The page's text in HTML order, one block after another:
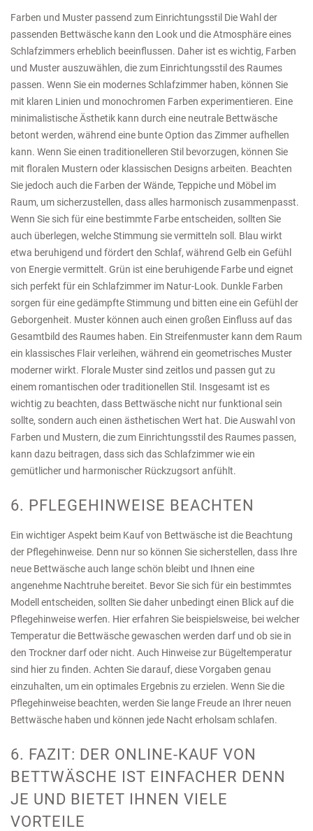
Farben und Muster passend zum Einrichtungsstil Die Wahl der
passenden Bettwäsche kann den Look und die Atmosphäre eines
Schlafzimmers erheblich beeinflussen. Daher ist es wichtig, Farben
und Muster auszuwählen, die zum Einrichtungsstil des Raumes
passen. Wenn Sie ein modernes Schlafzimmer haben, können Sie
mit klaren Linien und monochromen Farben experimentieren. Eine
minimalistische Ästhetik kann durch eine neutrale Bettwäsche
betont werden, während eine bunte Option das Zimmer aufhellen
kann. Wenn Sie einen traditionelleren Stil bevorzugen, können Sie
mit floralen Mustern oder klassischen Designs arbeiten. Beachten
Sie jedoch auch die Farben der Wände, Teppiche und Möbel im
Raum, um sicherzustellen, dass alles harmonisch zusammenpasst.
Wenn Sie sich für eine bestimmte Farbe entscheiden, sollten Sie
auch überlegen, welche Stimmung sie vermitteln soll. Blau wirkt
etwa beruhigend und fördert den Schlaf, während Gelb ein Gefühl
von Energie vermittelt. Grün ist eine beruhigende Farbe und eignet
sich perfekt für ein Schlafzimmer im Natur-Look. Dunkle Farben
sorgen für eine gedämpfte Stimmung und bitten eine ein Gefühl der
Geborgenheit. Muster können auch einen großen Einfluss auf das
Gesamtbild des Raumes haben. Ein Streifenmuster kann dem Raum
ein klassisches Flair verleihen, während ein geometrisches Muster
moderner wirkt. Florale Muster sind zeitlos und passen gut zu
einem romantischen oder traditionellen Stil. Insgesamt ist es
wichtig zu beachten, dass Bettwäsche nicht nur funktional sein
sollte, sondern auch einen ästhetischen Wert hat. Die Auswahl von
Farben und Mustern, die zum Einrichtungsstil des Raumes passen,
kann dazu beitragen, dass sich das Schlafzimmer wie ein
gemütlicher und harmonischer Rückzugsort anfühlt.
6. PFLEGEHINWEISE BEACHTEN
Ein wichtiger Aspekt beim Kauf von Bettwäsche ist die Beachtung
der Pflegehinweise. Denn nur so können Sie sicherstellen, dass Ihre
neue Bettwäsche auch lange schön bleibt und Ihnen eine
angenehme Nachtruhe bereitet. Bevor Sie sich für ein bestimmtes
Modell entscheiden, sollten Sie daher unbedingt einen Blick auf die
Pflegehinweise werfen. Hier erfahren Sie beispielsweise, bei welcher
Temperatur die Bettwäsche gewaschen werden darf und ob sie in
den Trockner darf oder nicht. Auch Hinweise zur Bügeltemperatur
sind hier zu finden. Achten Sie darauf, diese Vorgaben genau
einzuhalten, um ein optimales Ergebnis zu erzielen. Wenn Sie die
Pflegehinweise beachten, werden Sie lange Freude an Ihrer neuen
Bettwäsche haben und können jede Nacht erholsam schlafen.
6. FAZIT: DER ONLINE-KAUF VON
BETTWÄSCHE IST EINFACHER DENN
JE UND BIETET IHNEN VIELE
VORTEILE